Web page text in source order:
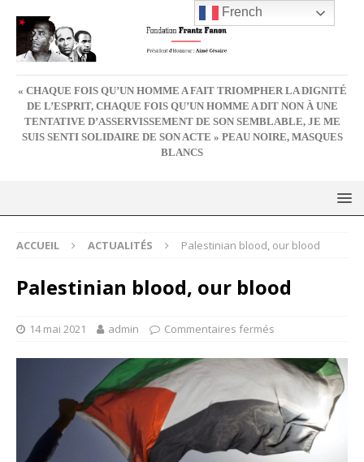
« CHAQUE FOIS QU’UN HOMME A FAIT TRIOMPHER LA DIGNITÉ
DE L’ESPRIT, CHAQUE FOIS QU’UN HOMME A DIT NON À UNE
TENTATIVE D’ASSERVISSEMENT DE SON SEMBLABLE, JE ME
SUIS SENTI SOLIDAIRE DE SON ACTE » PEAU NOIRE, MASQUES
BLANCS
ACCUEIL ACTUALITÉS Palestinian blood, our blood
Palestinian blood, our blood
14 mai 2021 admin Commentaires fermés
French